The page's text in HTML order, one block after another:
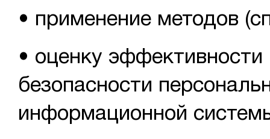
• применение методов
• оценку
безопасности
информационной